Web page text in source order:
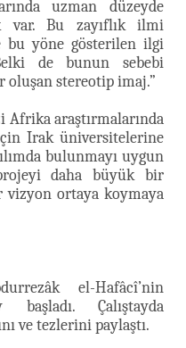
uzman düzeyde
var. Bu zayıflık ilmi
bu yöne gösterilen ilgi
de bunun sebebi
oluşan stereotip imaj.”
Afrika araştırmalarında
Irak üniversitelerine
bulunmayı uygun
daha büyük bir
vizyon ortaya koymaya
el-Hafâcî’nin
Çalıştayda
ve tezlerini paylaştı.